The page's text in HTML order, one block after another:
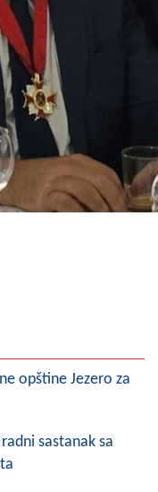
opštine Jezero za
sastanak sa